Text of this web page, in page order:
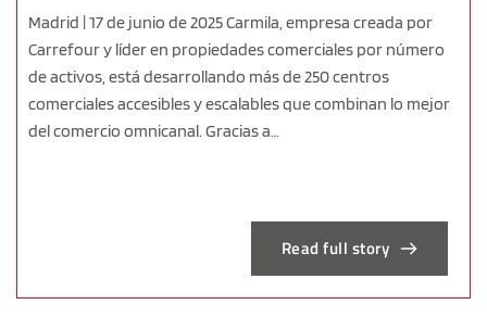
Madrid | 17 de junio de 2025 Carmila, empresa creada por
Carrefour y líder en propiedades comerciales por número
de activos, está desarrollando más de 250 centros
comerciales accesibles y escalables que combinan lo mejor
del comercio omnicanal. Gracias a…
Read full story